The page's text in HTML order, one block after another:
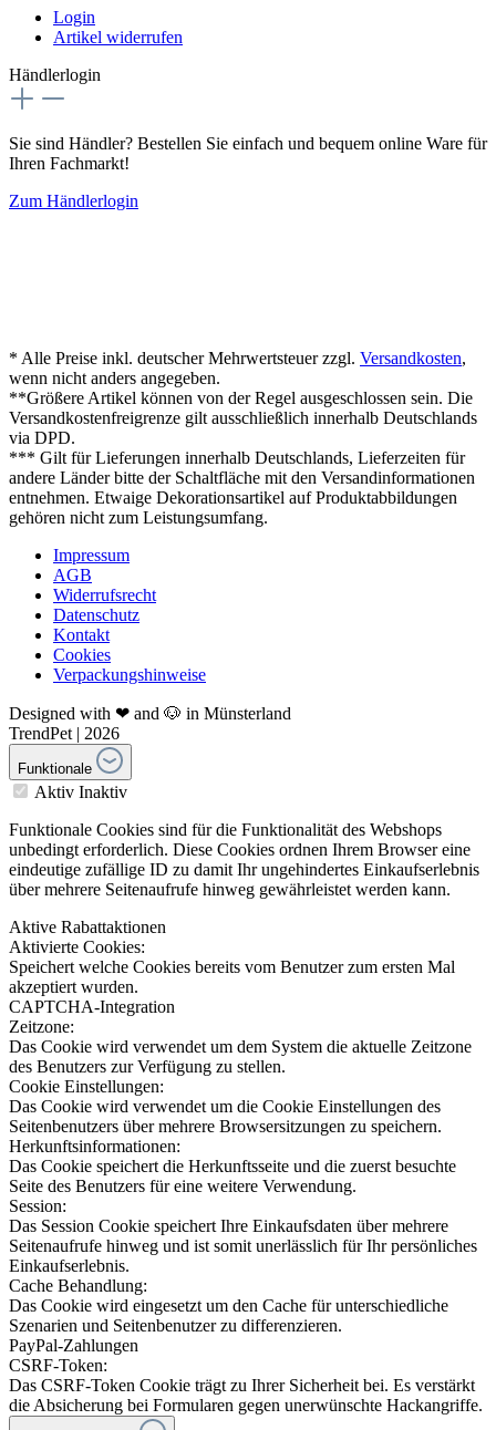
Login
Artikel widerrufen
Händlerlogin
Sie sind Händler? Bestellen Sie einfach und bequem online Ware für
Ihren Fachmarkt!
Zum Händlerlogin
* Alle Preise inkl. deutscher Mehrwertsteuer zzgl. Versandkosten,
wenn nicht anders angegeben.
**Größere Artikel können von der Regel ausgeschlossen sein. Die
Versandkostenfreigrenze gilt ausschließlich innerhalb Deutschlands
via DPD.
*** Gilt für Lieferungen innerhalb Deutschlands, Lieferzeiten für
andere Länder bitte der Schaltfläche mit den Versandinformationen
entnehmen. Etwaige Dekorationsartikel auf Produktabbildungen
gehören nicht zum Leistungsumfang.
Impressum
AGB
Widerrufsrecht
Datenschutz
Kontakt
Cookies
Verpackungshinweise
Designed with ❤ and 🐶 in Münsterland
TrendPet | 2026
Funktionale
Aktiv Inaktiv
Funktionale Cookies sind für die Funktionalität des Webshops
unbedingt erforderlich. Diese Cookies ordnen Ihrem Browser eine
eindeutige zufällige ID zu damit Ihr ungehindertes Einkaufserlebnis
über mehrere Seitenaufrufe hinweg gewährleistet werden kann.
Aktive Rabattaktionen
Aktivierte Cookies:
Speichert welche Cookies bereits vom Benutzer zum ersten Mal
akzeptiert wurden.
CAPTCHA-Integration
Zeitzone:
Das Cookie wird verwendet um dem System die aktuelle Zeitzone
des Benutzers zur Verfügung zu stellen.
Cookie Einstellungen:
Das Cookie wird verwendet um die Cookie Einstellungen des
Seitenbenutzers über mehrere Browsersitzungen zu speichern.
Herkunftsinformationen:
Das Cookie speichert die Herkunftsseite und die zuerst besuchte
Seite des Benutzers für eine weitere Verwendung.
Session:
Das Session Cookie speichert Ihre Einkaufsdaten über mehrere
Seitenaufrufe hinweg und ist somit unerlässlich für Ihr persönliches
Einkaufserlebnis.
Cache Behandlung:
Das Cookie wird eingesetzt um den Cache für unterschiedliche
Szenarien und Seitenbenutzer zu differenzieren.
PayPal-Zahlungen
CSRF-Token:
Das CSRF-Token Cookie trägt zu Ihrer Sicherheit bei. Es verstärkt
die Absicherung bei Formularen gegen unerwünschte Hackangriffe.